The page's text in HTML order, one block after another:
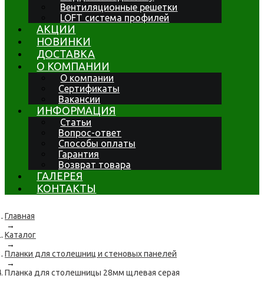
Вентиляционные решетки
LOFT система профилей
АКЦИИ
НОВИНКИ
ДОСТАВКА
О КОМПАНИИ
О компании
Сертификаты
Вакансии
ИНФОРМАЦИЯ
Статьи
Вопрос-ответ
Способы оплаты
Гарантия
Возврат товара
ГАЛЕРЕЯ
КОНТАКТЫ
Главная
→
Каталог
→
Планки для столешниц и стеновых панелей
→
Планка для столешницы 28мм щлевая серая